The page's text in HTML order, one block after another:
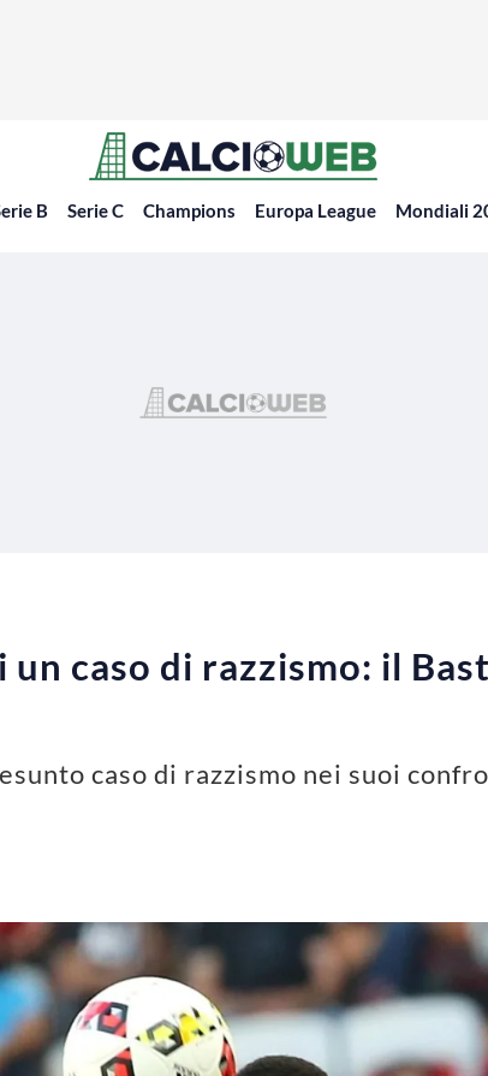
B Serie C Champions Europa League Mondiali
caso di razzismo: il
caso di razzismo nei suoi